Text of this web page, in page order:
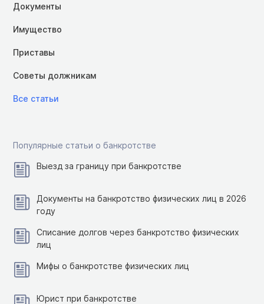
Документы
Имущество
Приставы
Советы должникам
Все статьи
Популярные статьи о банкротстве
Выезд за границу при банкротстве
Документы на банкротство физических лиц в 2026
году
Списание долгов через банкротство физических
лиц
Мифы о банкротстве физических лиц
Юрист при банкротстве